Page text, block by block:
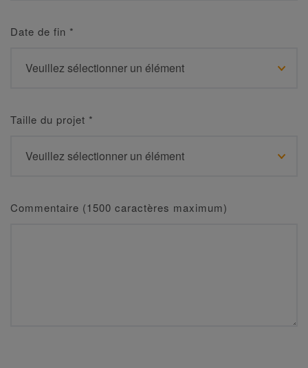
Date de fin *
Taille du projet *
Commentaire (1500 caractères maximum)